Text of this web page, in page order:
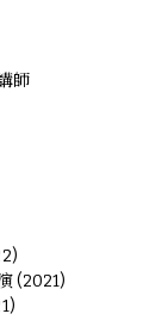
師
(2021)